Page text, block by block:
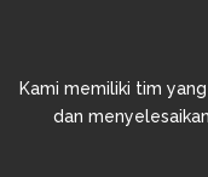
Kami memiliki tim
dan